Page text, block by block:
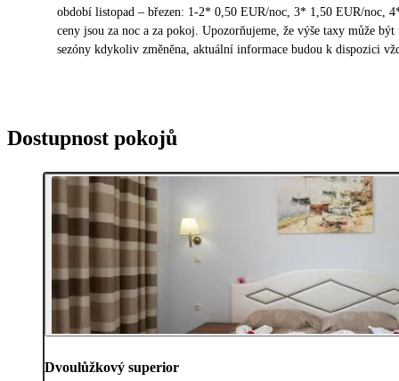
období listopad – březen: 1-2* 0,50 EUR/noc, 3* 1,50 EUR/noc,
ceny jsou za noc a za pokoj. Upozorňujeme, že výše taxy může
sezóny kdykoliv změněna, aktuální informace budou k dispozici
Dostupnost pokojů
Dvoulůžkový superior